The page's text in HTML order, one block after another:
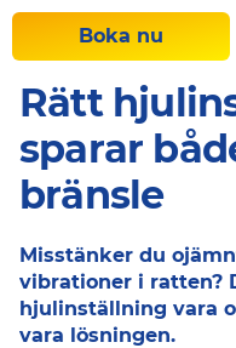
Boka nu
Rätt
sparar
bränsle
Misstänker du
vibrationer i ratten?
hjulinställning vara
vara lösningen.